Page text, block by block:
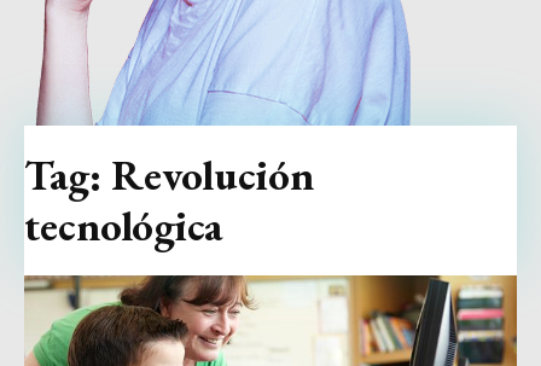
Tag: Revolución
tecnológica